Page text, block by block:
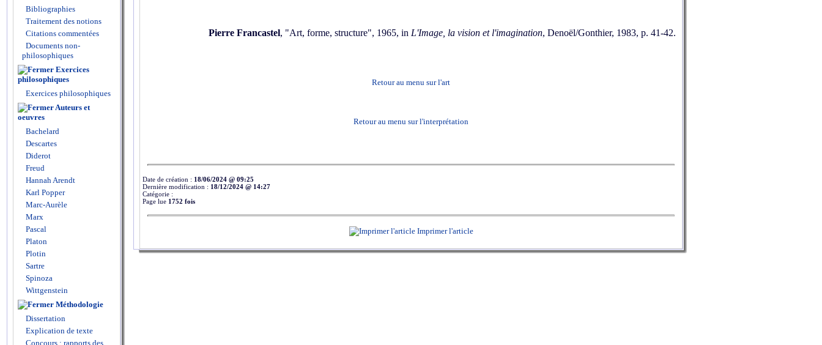
Bibliographies
Traitement des notions
Citations commentées
Documents non-
philosophiques
Exercices
philosophiques
Exercices philosophiques
Auteurs et
oeuvres
Bachelard
Descartes
Diderot
Freud
Hannah Arendt
Karl Popper
Marc-Aurèle
Marx
Pascal
Platon
Plotin
Sartre
Spinoza
Wittgenstein
Méthodologie
Dissertation
Explication de texte
Concours : rapports des
Pierre Francastel, "Art, forme, structure", 1965, in L'Image, la vision et l'imagination, Denoël/Gonthier, 1983, p. 41-42.
Retour au menu sur l'art
Retour au menu sur l'interprétation
Date de création : 18/06/2024 @ 09:25
Dernière modification : 18/12/2024 @ 14:27
Catégorie :
Page lue 1752 fois
Imprimer l'article